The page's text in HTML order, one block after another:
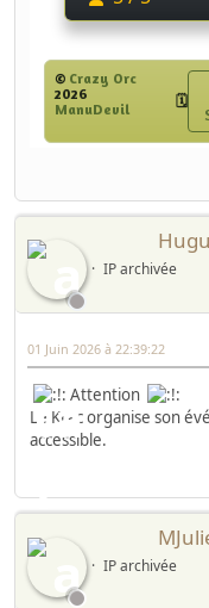
IP archivée
01 Juin 2026 à 22:39:22
Attention
Le Krac organise son
accessible.
IP archivée